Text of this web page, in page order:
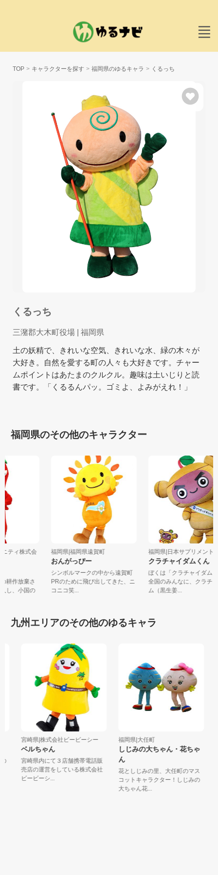
TOP キャラクターを探す 福岡県のゆるキャラ くるっち
くるっち
三潴郡大木町役場 | 福岡県
土の妖精で、きれいな空気、きれいな水、緑の木々が
大好き。自然を愛する町の人々も大好きです。チャー
ムポイントはあたまのクルクル。趣味は土いじりと読
書です。「くるるんパッ。ゴミよ、よみがえれ！」
福岡県のその他のキャラクター
ニティ株式会
の耕作放棄さ
入し、小国の
福岡県|福岡県遠賀町
おんがっぴー
シンボルマークの中から遠賀町
PRのために飛び出してきた、ニ
コニコ笑...
福岡県|日本サプリメン
クラチャイダムくん
ぼくは「クラチャイダ
全国のみんなに、クラ
ム（黒生姜...
九州エリアのその他のゆるキャラ
宮崎県|株式会社ビービーシー
ベルちゃん
宮崎県内にて３店舗携帯電話販
売店の運営をしている株式会社
ビービーシ...
福岡県|大任町
しじみの大ちゃん・花ちゃ
ん
花としじみの里、大任町のマス
コットキャラクター！しじみの
大ちゃん花...